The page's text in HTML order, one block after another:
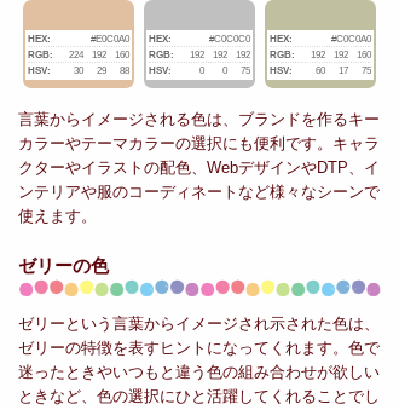
HEX:
#E0C0A0
RGB:
224 192
160
HSV:
30 29 88
HEX:
#C0C0C0
RGB:
192 192
192
HSV:
0 0 75
HEX:
#C0C0A0
RGB:
192 192
160
HSV:
60 17 75
言葉からイメージされる色は、ブランドを作るキー
カラーやテーマカラーの選択にも便利です。キャラ
クターやイラストの配色、WebデザインやDTP、イ
ンテリアや服のコーディネートなど様々なシーンで
使えます。
ゼリーの色
ゼリーという言葉からイメージされ示された色は、
ゼリーの特徴を表すヒントになってくれます。色で
迷ったときやいつもと違う色の組み合わせが欲しい
ときなど、色の選択にひと活躍してくれることでし